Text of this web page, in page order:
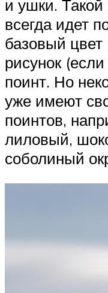
и ушки.
всегда идет
базовый цвет
рисунок
поинт. Но
уже имеют
поинтов,
лиловый,
соболиный